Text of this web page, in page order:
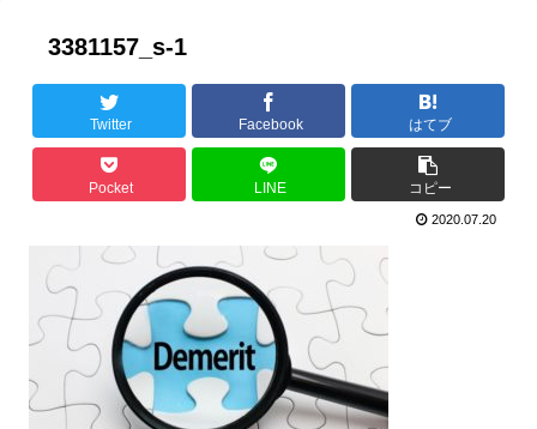
3381157_s-1
Twitter Facebook はてブ
Pocket LINE コピー
2020.07.20